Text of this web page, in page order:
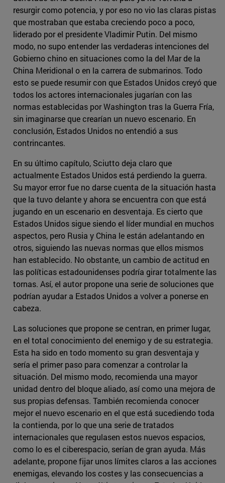
resurgir como potencia, y por eso no vio las claras pistas
que mostraban que estaba creciendo poco a poco,
liderado por el presidente Vladimir Putin. Del mismo
modo, no supo entender las verdaderas intenciones del
Gobierno chino en situaciones como la del Mar de la
China Meridional o en la carrera de submarinos. Todo
esto se puede resumir con que Estados Unidos creyó que
todos los actores internacionales jugarían con las
normas establecidas por Washington tras la Guerra Fría,
sin imaginarse que crearían un nuevo escenario. En
conclusión, Estados Unidos no entendió a sus
contrincantes.
En su último capítulo, Sciutto deja claro que
actualmente Estados Unidos está perdiendo la guerra.
Su mayor error fue no darse cuenta de la situación hasta
que la tuvo delante y ahora se encuentra con que está
jugando en un escenario en desventaja. Es cierto que
Estados Unidos sigue siendo el líder mundial en muchos
aspectos, pero Rusia y China le están adelantando en
otros, siguiendo las nuevas normas que ellos mismos
han establecido. No obstante, un cambio de actitud en
las políticas estadounidenses podría girar totalmente las
tornas. Así, el autor propone una serie de soluciones que
podrían ayudar a Estados Unidos a volver a ponerse en
cabeza.
Las soluciones que propone se centran, en primer lugar,
en el total conocimiento del enemigo y de su estrategia.
Esta ha sido en todo momento su gran desventaja y
sería el primer paso para comenzar a controlar la
situación. Del mismo modo, recomienda una mayor
unidad dentro del bloque aliado, así como una mejora de
sus propias defensas. También recomienda conocer
mejor el nuevo escenario en el que está sucediendo toda
la contienda, por lo que una serie de tratados
internacionales que regulasen estos nuevos espacios,
como lo es el ciberespacio, serían de gran ayuda. Más
adelante, propone fijar unos límites claros a las acciones
enemigas, elevando los costes y las consecuencias a